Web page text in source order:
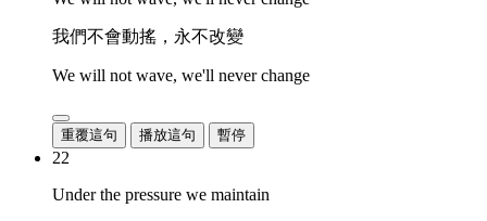
我們不會動搖，永不改變
We will not wave, we'll never change
重覆這句 播放這句 暫停
22
Under the pressure we maintain